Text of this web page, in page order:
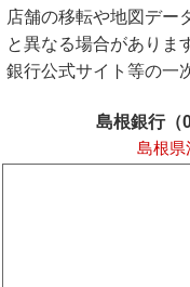
店舗の移転や地図デー
と異なる場合がありま
銀行公式サイト等の一
島根銀行（
島根県